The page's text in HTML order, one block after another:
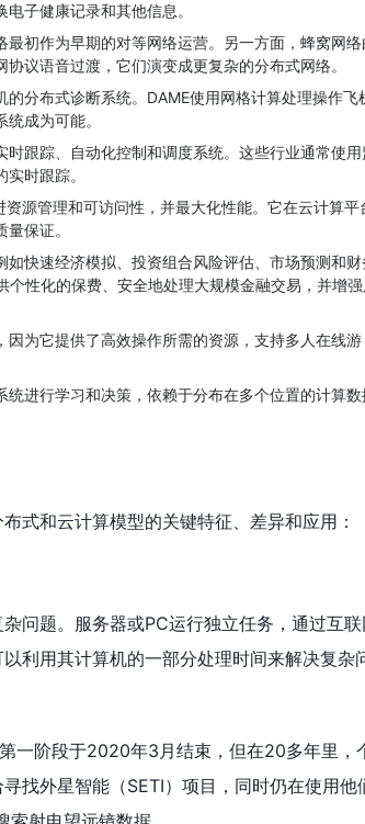
子健康记录和其他信息。
初作为早期的对等网络运营。另一方面，蜂窝网络
议语音过渡，它们演变成更复杂的分布式网络。
分布式诊断系统。DAME使用网格计算处理操作飞
成为可能。
跟踪、自动化控制和调度系统。这些行业通常使用
时跟踪。
源管理和可访问性，并最大化性能。它在云计算平
保证。
快速经济模拟、投资组合风险评估、市场预测和财
性化的保费、安全地处理大规模金融交易，并增强
为它提供了高效操作所需的资源，支持多人在线游
进行学习和决策，依赖于分布在多个位置的计算数
式和云计算模型的关键特征、差异和应用：
问题。服务器或PC运行独立任务，通过互联
利用其计算机的一部分处理时间来解决复杂
一阶段于2020年3月结束，但在20多年里，
找外星智能（SETI）项目，同时仍在使用他